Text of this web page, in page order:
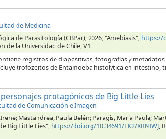
de Medicina
de Parasitología (CBPar), 2026, "Amebiasis", https://
de la Universidad de Chile, V1
registros de diapositivas, fotografías y
trofozoitos de Entamoeba histolytica en
personajes protagónicos de Big Little Lies
de Comunicación e Imagen
Mastandrea, Paula Belén; Paragis, María Paula;
Big Little Lies", https://doi.org/10.34691/FK2/XRNIWJ,